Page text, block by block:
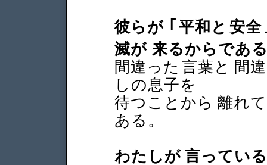
彼らが ｢ 平和と 安全
滅が 来るからであ
間違った 言葉と 間
しの息子を
待つことから 離れ
ある。
わたしが 言ってい